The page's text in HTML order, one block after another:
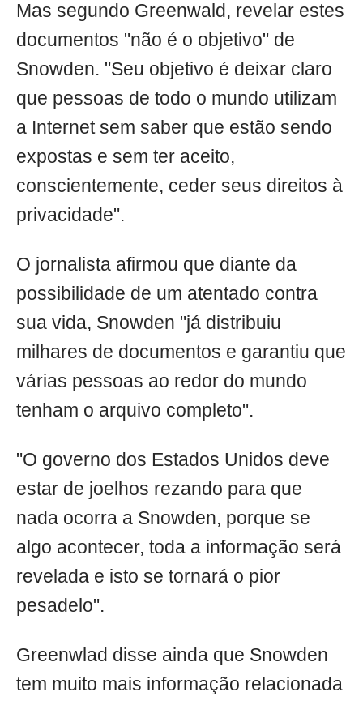
Mas segundo Greenwald, revelar estes
documentos "não é o objetivo" de
Snowden. "Seu objetivo é deixar claro
que pessoas de todo o mundo utilizam
a Internet sem saber que estão sendo
expostas e sem ter aceito,
conscientemente, ceder seus direitos à
privacidade".
O jornalista afirmou que diante da
possibilidade de um atentado contra
sua vida, Snowden "já distribuiu
milhares de documentos e garantiu que
várias pessoas ao redor do mundo
tenham o arquivo completo".
"O governo dos Estados Unidos deve
estar de joelhos rezando para que
nada ocorra a Snowden, porque se
algo acontecer, toda a informação será
revelada e isto se tornará o pior
pesadelo".
Greenwlad disse ainda que Snowden
tem muito mais informação relacionada